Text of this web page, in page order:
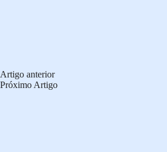
Artigo anterior
PróximoArtigo